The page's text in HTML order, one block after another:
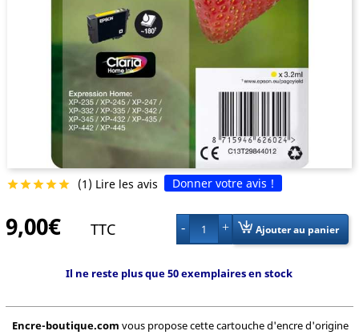
 (1) Lire les avis Donner votre avis !
9,00€ TTC 1 Ajouter au panier
Il ne reste plus que 50 exemplaires en stock
Encre-boutique.com vous propose cette cartouche d'encre d'origine